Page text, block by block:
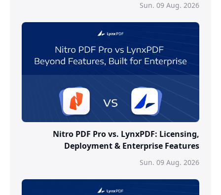
Sun. 09 Aug. 2026
Nitro PDF Pro vs. LynxPDF: Licensing,
Deployment & Enterprise Features
Sun. 09 Aug. 2026